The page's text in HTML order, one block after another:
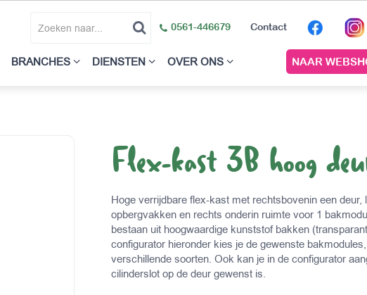
0561-446679 Contact
BRANCHES DIENSTEN OVER ONS NAAR
Flex-kast 3B hoog
Hoge verrijdbare flex-kast met rechtsbovenin een deur,
opbergvakken en rechts onderin ruimte voor 1
bestaan uit hoogwaardige kunststof bakken
configurator hieronder kies je de gewenste
verschillende soorten. Ook kan je in de configurator
cilinderslot op de deur gewenst is.